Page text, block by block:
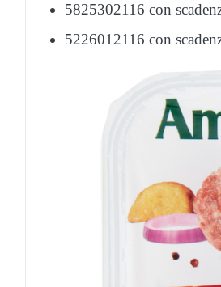
5825302116 con
5226012116 con